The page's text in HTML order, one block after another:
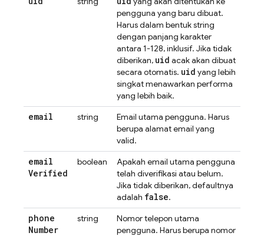
pengguna yang baru dibuat.
Harus dalam bentuk string
dengan panjang karakter
antara 1-128, inklusif. Jika tidak
diberikan, uid acak akan dibuat
secara otomatis. uid yang lebih
singkat menawarkan performa
yang lebih baik.
email string
Email utama pengguna. Harus
berupa alamat email yang
valid.
email
Verified
boolean
Apakah email utama pengguna
telah diverifikasi atau belum.
Jika tidak diberikan, defaultnya
adalah false.
phone
Number
string
Nomor telepon utama
pengguna. Harus berupa nomor